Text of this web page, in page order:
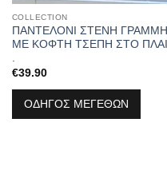
COLLECTION
ΠΑΝΤΕΛΟΝΙ ΣΤΕΝΗ ΓΡΑΜΜΗ
ΜΕ ΚΟΦΤΗ ΤΣΕΠΗ ΣΤΟ ΠΛΑΙ
.
€39.90
ΟΔΗΓΟΣ ΜΕΓΕΘΩΝ